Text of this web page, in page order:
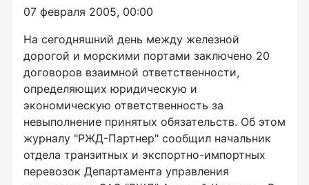
07 февраля 2005, 00:00
На сегодняшний день между железной
дорогой и морскими портами заключено 20
договоров взаимной ответственности,
определяющих юридическую и
экономическую ответственность за
невыполнение принятых обязательств. Об этом
журналу "РЖД-Партнер" сообщил начальник
отдела транзитных и экспортно-импортных
перевозок Департамента управления